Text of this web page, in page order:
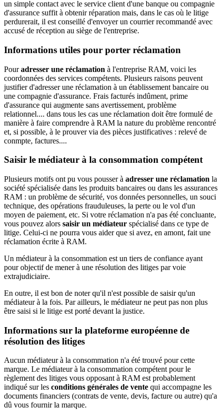
un simple contact avec le service client d'une banque ou compagnie
d'assurance suffit à obtenir réparation mais, dans le cas où le litige
perdurerait, il est conseillé d'envoyer un courrier recommandé avec
accusé de réception au siège de l'entreprise.
Informations utiles pour porter réclamation
Pouradresser une réclamation à l'entreprise RAM, voici les
coordonnées des services compétents. Plusieurs raisons peuvent
justifier d'adresser une réclamation à un établissement bancaire ou
une compagnie d'assurance. Frais facturés indûment, prime
d'assurance qui augmente sans avertissement, problème
relationnel.... dans tous les cas une réclamation doit être formulé de
manière à faire comprendre à RAM la nature du problème rencontré
et, si possible, à le prouver via des pièces justificatives : relevé de
conmpte, factures....
Saisir le médiateur à la consommation compétent
Plusieurs motifs ont pu vous pousser à adresser une réclamation la
société spécialisée dans les produits bancaires ou dans les assurances
RAM : un problème de sécurité, vos données personnelles, un souci
technique, des opérations frauduleuses, la perte ou le vol d'un
moyen de paiement, etc. Si votre réclamation n'a pas été concluante,
vous pouvez alors saisir un médiateur spécialisé dans ce type de
litige. Celui-ci ne pourra vous aider que si avez, en amont, fait une
réclamation écrite à RAM.
Un médiateur à la consommation est un tiers de confiance ayant
pour objectif de mener à une résolution des litiges par voie
extrajudiciaire.
En outre, il est bon de noter qu'il n'est possible de saisir qu'un
médiateur à la fois. Par ailleurs, le médiateur ne peut pas non plus
être saisi si le litige est porté devant la justice.
Informations sur la plateforme européenne de
résolution des litiges
Aucun médiateur à la consommation n'a été trouvé pour cette
marque. Le médiateur à la consommation compétent pour le
règlement des litiges vous opposant à RAM est probablement
indiqué sur les conditions générales de vente qui accompagne les
documents financiers (contrats de vente, devis, facture ou autre) qu'a
dû vous fournir la marque.